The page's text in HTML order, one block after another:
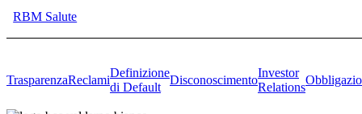
RBM Salute
TrasparenzaReclami
Definizione
di Default
Disconoscimento
Investor
Relations